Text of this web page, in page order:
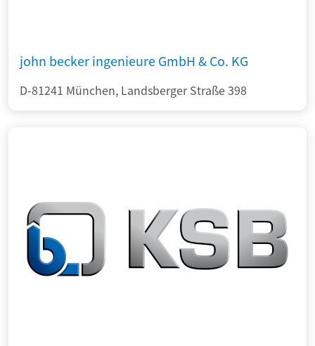
john becker ingenieure GmbH & Co. KG
D-81241 München, Landsberger Straße 398